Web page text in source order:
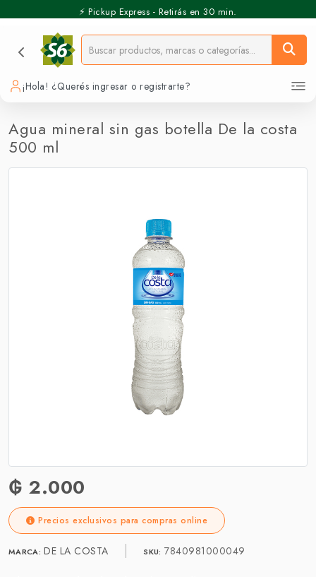
⚡️ Pickup Express - Retirás en 30 min.
¡Hola! ¿Querés ingresar o registrarte?
Agua mineral sin gas botella De la costa
500 ml
₲ 2.000
Precios exclusivos para compras online
MARCA: DE LA COSTA SKU: 7840981000049